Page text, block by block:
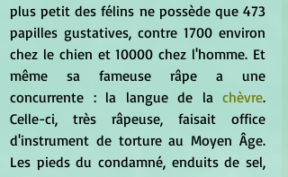
plus petit des félins ne possède que 473
papilles gustatives, contre 1700 environ
chez le chien et 10000 chez l'homme. Et
même sa fameuse râpe a une
concurrente : la langue de la chèvre.
Celle-ci, très râpeuse, faisait office
d'instrument de torture au Moyen Âge.
Les pieds du condamné, enduits de sel,